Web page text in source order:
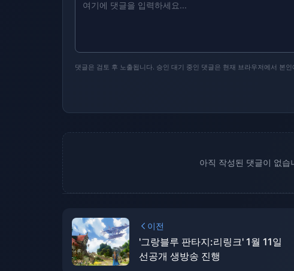
댓글은 검토 후 노출됩니다. 승인 대기 중인 댓글은 현재 브라우저에서 본
아직 작성된 댓글이 없
이전
'그랑블루 판타지:리링크' 1월 11일
선공개 생방송 진행